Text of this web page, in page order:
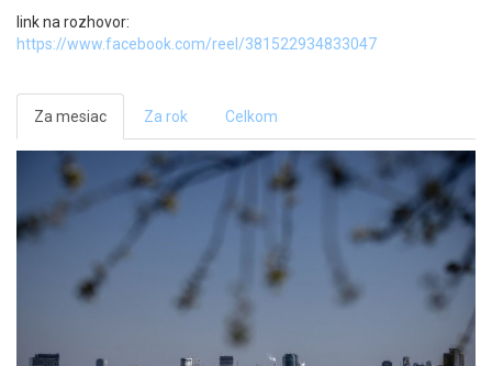
link na rozhovor:
https://www.facebook.com/reel/381522934833047
Za mesiac Za rok Celkom